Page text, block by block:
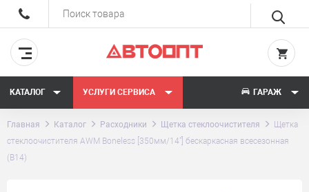
КАТАЛОГ УСЛУГИ СЕРВИСА ГАРАЖ
Главная Каталог Расходники Щетка стеклоочистителя
Щетка
стеклоочистителя AWM Boneless [350мм/14"] бескаркасная всесезонная
(B14)